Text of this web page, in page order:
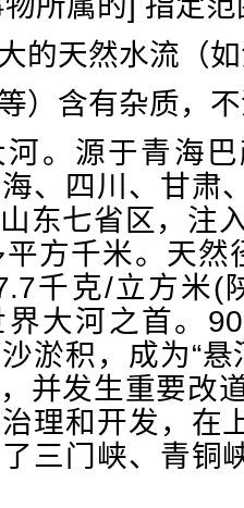
的天然水流（
等）含有杂质，
河。源于青海
、四川、甘肃
东七省区，注
方千米。天
千克/立方米(
界大河之首。
淤积，成为“悬
并发生重要改
理和开发，在
三门峡、青铜